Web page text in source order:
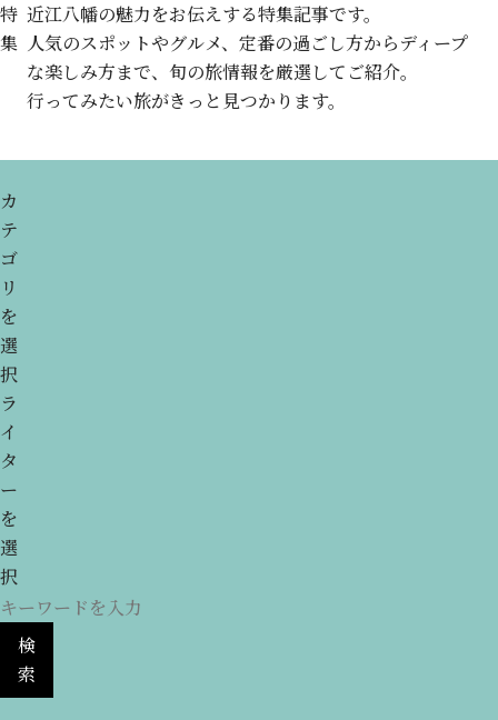
特
集
近江八幡の魅力をお伝えする特集記事です。
人気のスポットやグルメ、 定番の過ごし方からディープ
な楽しみ方まで、 旬の旅情報を厳選してご紹介。
行ってみたい旅がきっと見つかります。
カ
テ
ゴ
リ
を
選
択
ラ
イ
タ
ー
を
選
択
検
索